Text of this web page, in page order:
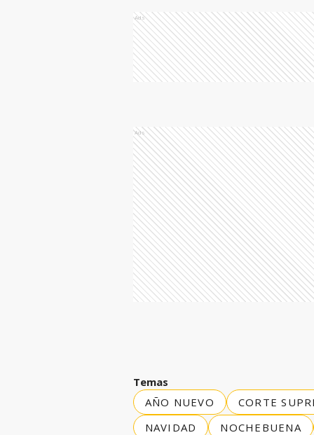
Ads
Ads
Temas
AÑO NUEVO
CORTE
NAVIDAD
NOCHEBUENA